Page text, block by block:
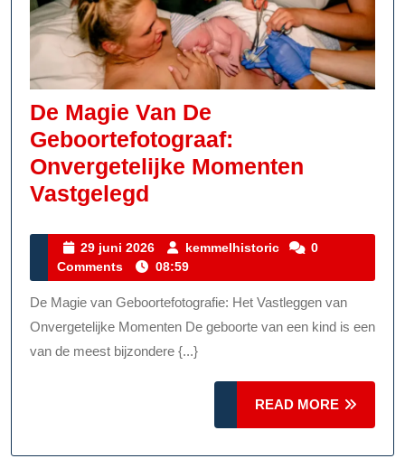
De Magie Van De
Geboortefotograaf:
Onvergetelijke Momenten
Vastgelegd
Van
De
Geboortefotograaf:
Onvergetelijke
Momenten
Vastgelegd
29 juni 2026
29
juni
2026
kemmelhistoric kemmelhistoric
0
Comments
08:59
De Magie van Geboortefotografie: Het Vastleggen van
Onvergetelijke Momenten De geboorte van een kind is een
van de meest bijzondere {...}
READ MORE
MORE